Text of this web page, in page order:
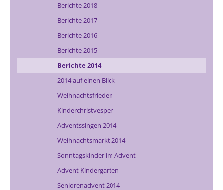
Berichte 2018
Berichte 2017
Berichte 2016
Berichte 2015
Berichte 2014
2014 auf einen Blick
Weihnachtsfrieden
Kinderchristvesper
Adventssingen 2014
Weihnachtsmarkt 2014
Sonntagskinder im Advent
Advent Kindergarten
Seniorenadvent 2014